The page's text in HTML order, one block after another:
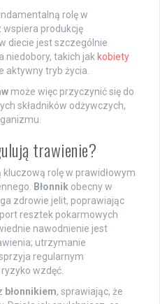
rolę w
produkcję
diecie jest szczególnie
niedobory, takich jak kobiety
aktywny tryb życia.
może więc przyczynić się do
składników odżywczych,
trawienie?
kluczową rolę w prawidłowym
Błonnik obecny w
zdrowie jelit, poprawiając
resztek pokarmowych
nawodnienie jest
utrzymanie
regularnym
wzdęć.
błonnikiem, sprawiając, że